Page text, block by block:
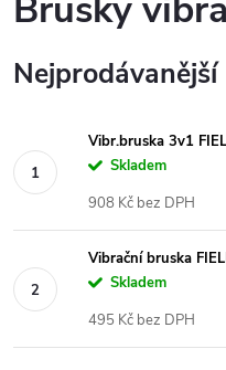
Nejprodávanější
Vibr.bruska 3v1
Skladem
908 Kč bez DPH
Vibrační bruska
Skladem
495 Kč bez DPH